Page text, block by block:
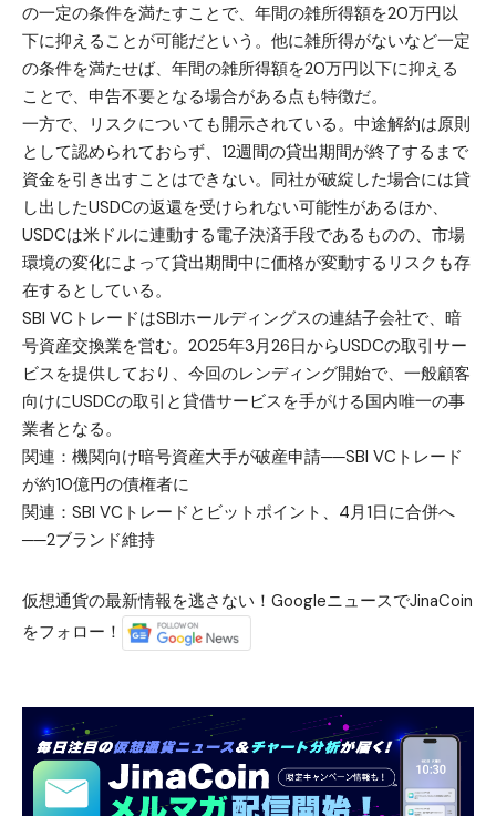
の一定の条件を満たすことで、年間の雑所得額を20万円以
下に抑えることが可能だという。他に雑所得がないなど一定
の条件を満たせば、年間の雑所得額を20万円以下に抑える
ことで、申告不要となる場合がある点も特徴だ。
一方で、リスクについても開示されている。中途解約は原則
として認められておらず、12週間の貸出期間が終了するまで
資金を引き出すことはできない。同社が破綻した場合には貸
し出したUSDCの返還を受けられない可能性があるほか、
USDCは米ドルに連動する電子決済手段であるものの、市場
環境の変化によって貸出期間中に価格が変動するリスクも存
在するとしている。
SBI VCトレードはSBIホールディングスの連結子会社で、暗
号資産交換業を営む。2025年3月26日からUSDCの取引サー
ビスを提供しており、今回のレンディング開始で、一般顧客
向けにUSDCの取引と貸借サービスを手がける国内唯一の事
業者となる。
関連： 機関向け暗号資産大手が破産申請──SBI VCトレード
が約10億円の債権者に
関連： SBI VCトレードとビットポイント、4月1日に合併へ
──2ブランド維持
仮想通貨の最新情報を逃さない！GoogleニュースでJinaCoin
をフォロー！